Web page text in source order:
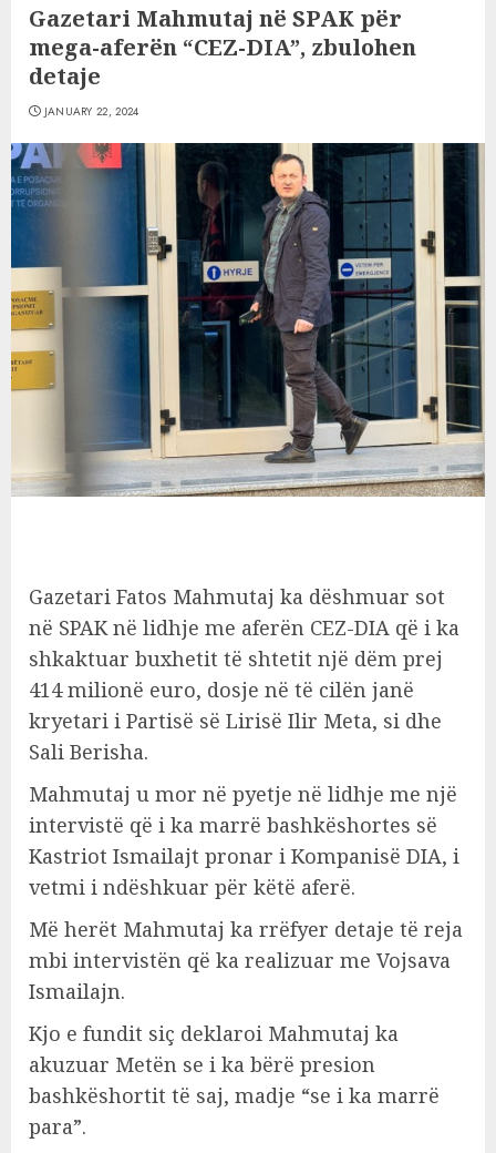
Gazetari Mahmutaj në SPAK për
mega-aferën “CEZ-DIA”, zbulohen
detaje
JANUARY 22, 2024
Gazetari Fatos Mahmutaj ka dëshmuar sot
në SPAK në lidhje me aferën CEZ-DIA që i ka
shkaktuar buxhetit të shtetit një dëm prej
414 milionë euro, dosje në të cilën janë
kryetari i Partisë së Lirisë Ilir Meta, si dhe
Sali Berisha.
Mahmutaj u mor në pyetje në lidhje me një
intervistë që i ka marrë bashkëshortes së
Kastriot Ismailajt pronar i Kompanisë DIA, i
vetmi i ndëshkuar për këtë aferë.
Më herët Mahmutaj ka rrëfyer detaje të reja
mbi intervistën që ka realizuar me Vojsava
Ismailajn.
Kjo e fundit siç deklaroi Mahmutaj ka
akuzuar Metën se i ka bërë presion
bashkëshortit të saj, madje “se i ka marrë
para”.